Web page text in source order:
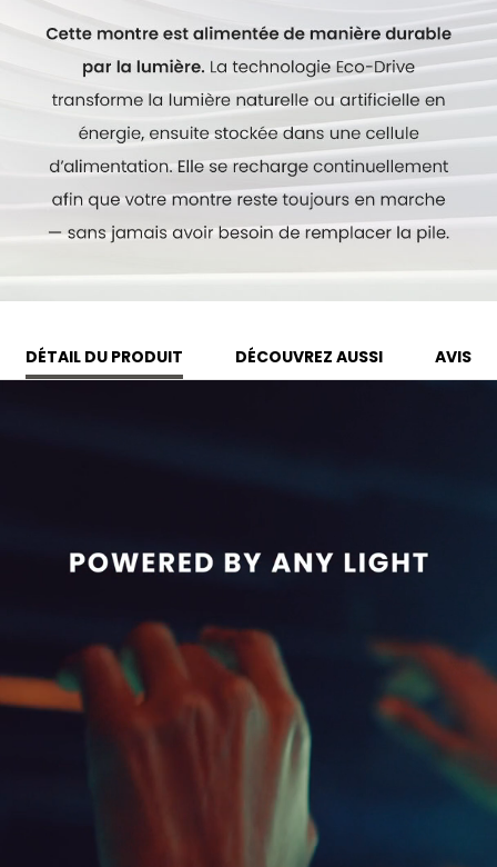
Modèle #:EG7122-04A
DÉTAIL DU PRODUIT DÉCOUVREZ AUSSI AVIS